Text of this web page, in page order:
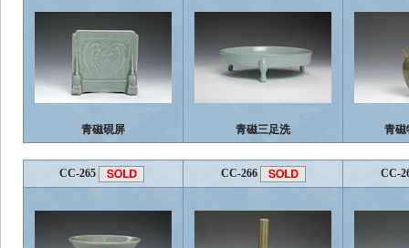
青磁硯屏 青磁三足洗 青磁
CC-265 CC-266 CC-